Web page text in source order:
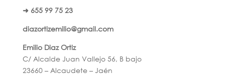
➜ 655 99 75 23
diazortizemilio@gmail.com
Emilio Diaz Ortiz
C/ Alcalde Juan Vallejo 56, B bajo
23660 – Alcaudete – Jaén